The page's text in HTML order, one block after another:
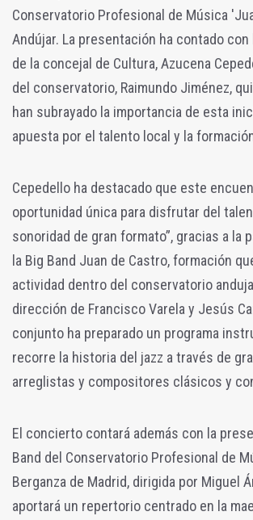
Conservatorio Profesional de Música
Andújar. La presentación ha contado
de la concejal de Cultura, Azucena
del conservatorio, Raimundo Jiménez,
han subrayado la importancia de esta
apuesta por el talento local y la
Cepedello ha destacado que este
oportunidad única para disfrutar del
sonoridad de gran formato”, gracias a la
la Big Band Juan de Castro, formación
actividad dentro del conservatorio
dirección de Francisco Varela y Jesús
conjunto ha preparado un programa
recorre la historia del jazz a través de
arreglistas y compositores clásicos y
El concierto contará además con la
Band del Conservatorio Profesional de
Berganza de Madrid, dirigida por Miguel
aportará un repertorio centrado en la